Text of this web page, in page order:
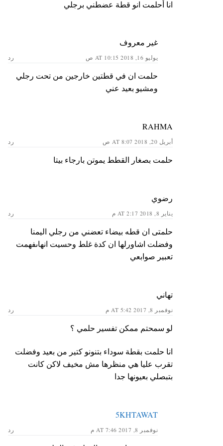
انا أحلمت انو قطة عضطني برجلي
غير معروف
يوليو 16, 2018 AT 10:15 ص رد
حلمت ان في قطتين خارجين من تحت رجلي
ومشيو بعيد عني
RAHMA
أبريل 20, 2018 AT 8:07 ص رد
حلمت بصغار القطط يموتن بارجاء بيتا
رضوي
يناير 8, 2018 AT 2:17 م رد
حلمتى ان قطه بيضاء تعضني من رجلي اليمنا
وفضلت اشاورلها ان كدة غلط وحسيت انهاىفهمت
تعبير صوابعي
تهاني
نوفمبر 8, 2017 AT 5:42 م رد
لو سمحتم ممكن تفسير حلمي ؟
انا حلمت بقطة سوداء بتنونو كتير من بعيد وفضلت
تقرب عليا هي منظرها مش مخيف لاكن كانت
بتبصلي بعيونها جدا
5KHTAWAT
نوفمبر 8, 2017 AT 7:46 م رد